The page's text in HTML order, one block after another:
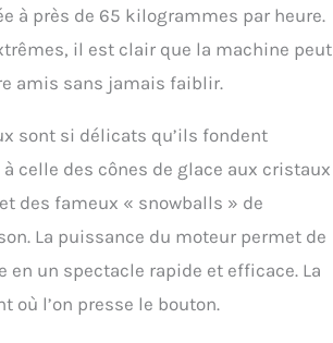
à près de 65 kilogrammes par heure.
il est clair que la machine peut
amis sans jamais faiblir.
sont si délicats qu’ils fondent
celle des cônes de glace aux cristaux
des fameux « snowballs » de
La puissance du moteur permet de
un spectacle rapide et efficace. La
où l’on presse le bouton.